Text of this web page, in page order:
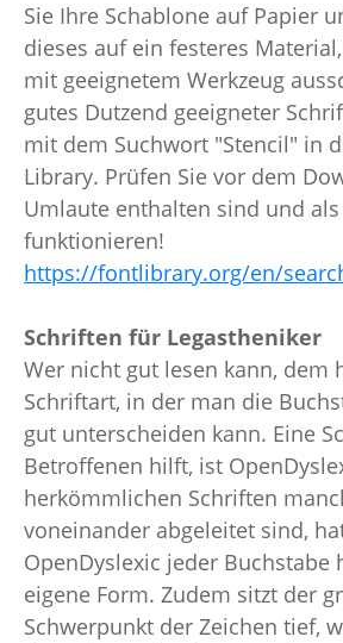
Sie Ihre Schablone auf Papier
dieses auf ein festeres
mit geeignetem Werkzeug
gutes Dutzend geeigneter
mit dem Suchwort "Stencil" in
Library. Prüfen Sie vor dem
Umlaute enthalten sind und
funktionieren!
https://fontlibrary.org/en/
Schriften für Legastheniker
Wer nicht gut lesen kann, dem
Schriftart, in der man die
gut unterscheiden kann. Eine
Betroffenen hilft, ist
herkömmlichen Schriften
voneinander abgeleitet sind,
OpenDyslexic jeder Buchstabe
eigene Form. Zudem sitzt der
Schwerpunkt der Zeichen tief,